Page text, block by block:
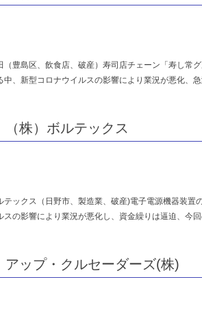
（豊島区、飲食店、破産）寿司店チェーン「寿し常
、新型コロナウイルスの影響により業況が悪化、
（株）ボルテックス
テックス（日野市、製造業、破産)電子電源機器装
の影響により業況が悪化し、資金繰りは逼迫、今回
アップ・クルセーダーズ(株)